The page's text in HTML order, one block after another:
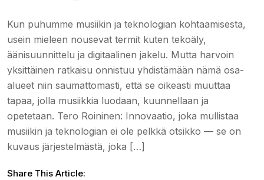
Kun puhumme musiikin ja teknologian kohtaamisesta,
usein mieleen nousevat termit kuten tekoäly,
äänisuunnittelu ja digitaalinen jakelu. Mutta harvoin
yksittäinen ratkaisu onnistuu yhdistämään nämä osa-
alueet niin saumattomasti, että se oikeasti muuttaa
tapaa, jolla musiikkia luodaan, kuunnellaan ja
opetetaan. Tero Roininen: Innovaatio, joka mullistaa
musiikin ja teknologian ei ole pelkkä otsikko — se on
kuvaus järjestelmästä, joka […]
Share This Article: